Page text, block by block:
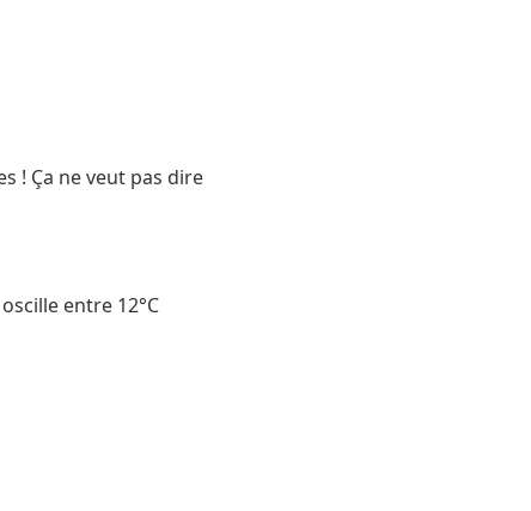
! Ça ne veut pas dire
entre 12°C